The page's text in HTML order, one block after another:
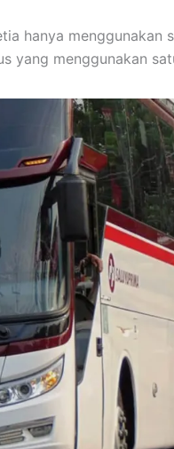
hanya menggunakan
yang menggunakan